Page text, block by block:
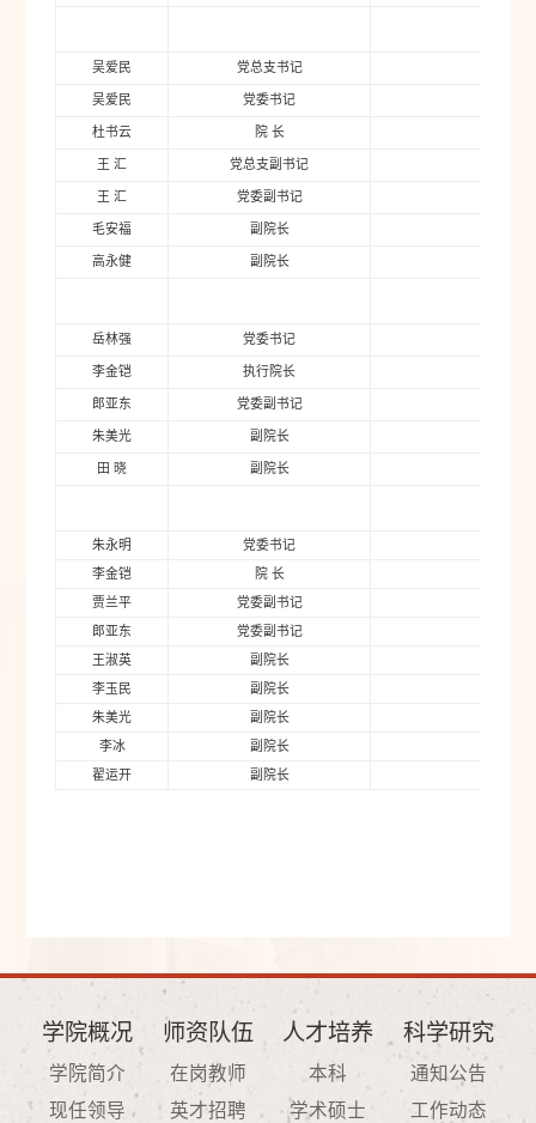
吴爱民 党总支书记
吴爱民 党委书记
杜书云 院 长
王 汇 党总支副书记
王 汇 党委副书记
毛安福 副院长
高永健 副院长
岳林强 党委书记
李金铠 执行院长
郎亚东 党委副书记
朱美光 副院长
田 晓 副院长
朱永明 党委书记
李金铠
院 长
贾兰平
党委副书记
郎亚东
党委副书记
王淑英
副院长
李玉民
副院长
朱美光
副院长
李冰
副院长
翟运开
副院长
学院概况
学院简介
现任领导
师资队伍
在岗教师
英才招聘
人才培养
本科
学术硕士
科学研究
通知公告
工作动态